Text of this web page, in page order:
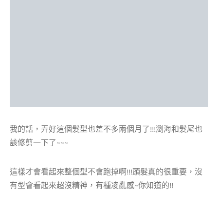
我的話，弄好這個髮型也差不多兩個月了!!!瀏海和髮尾也
該修剪一下了~~~
這樣才會看起來整個型不會跑掉啊!!!頭髮真的很重要，沒
有型會看起來超沒精神，有種凌亂感~你知道的!!